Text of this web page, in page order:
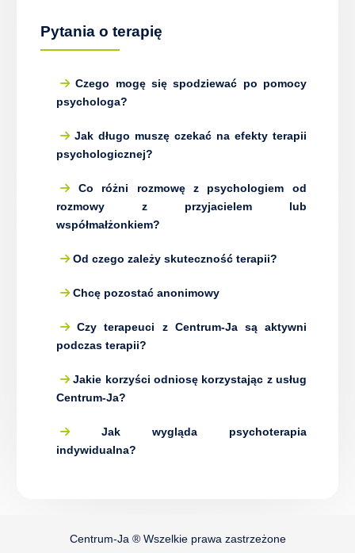
Pytania o terapię
Czego mogę się spodziewać po pomocy
psychologa?
Jak długo muszę czekać na efekty terapii
psychologicznej?
Co różni rozmowę z psychologiem od
rozmowy z przyjacielem lub
współmałżonkiem?
Od czego zależy skuteczność terapii?
Chcę pozostać anonimowy
Czy terapeuci z Centrum-Ja są aktywni
podczas terapii?
Jakie korzyści odniosę korzystając z usług
Centrum-Ja?
Jak wygląda psychoterapia
indywidualna?
Centrum-Ja ® Wszelkie prawa zastrzeżone